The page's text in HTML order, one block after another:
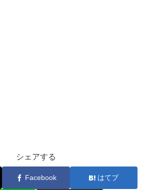
シェアする
Facebook はてブ